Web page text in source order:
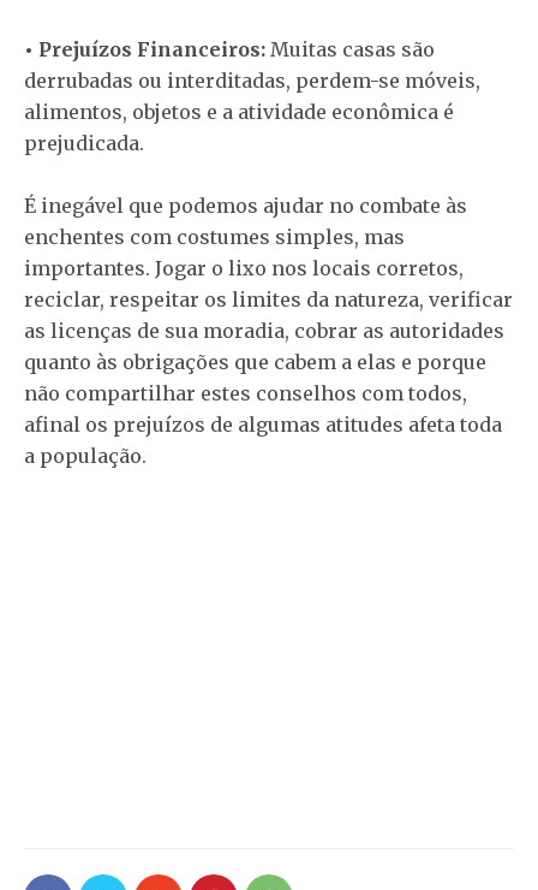
• Prejuízos Financeiros: Muitas casas são
derrubadas ou interditadas, perdem-se móveis,
alimentos, objetos e a atividade econômica é
prejudicada.
É inegável que podemos ajudar no combate às
enchentes com costumes simples, mas
importantes. Jogar o lixo nos locais corretos,
reciclar, respeitar os limites da natureza, verificar
as licenças de sua moradia, cobrar as autoridades
quanto às obrigações que cabem a elas e porque
não compartilhar estes conselhos com todos,
afinal os prejuízos de algumas atitudes afeta toda
a população.